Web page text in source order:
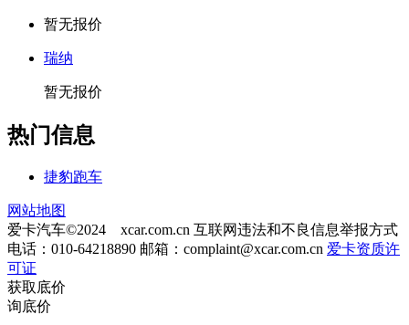
暂无报价
瑞纳
暂无报价
热门信息
捷豹跑车
网站地图
爱卡汽车©2024 xcar.com.cn 互联网违法和不良信息举报方式
电话：010-64218890 邮箱： complaint@xcar.com.cn 爱卡资质许
可证
获取底价
询底价